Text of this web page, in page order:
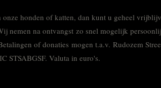
onze honden of katten, dan kunt u geheel
nemen na ontvangst zo snel mogelijk
of donaties mogen t.a.v. Rudozem
STSABGSF. Valuta in euro's.